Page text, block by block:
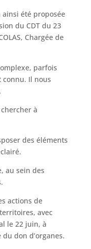
été proposée
du CDT du 23
Chargée de
parfois
Il nous
à
des éléments
au sein des
actions de
avec
le 22 juin, à
don d’organes.